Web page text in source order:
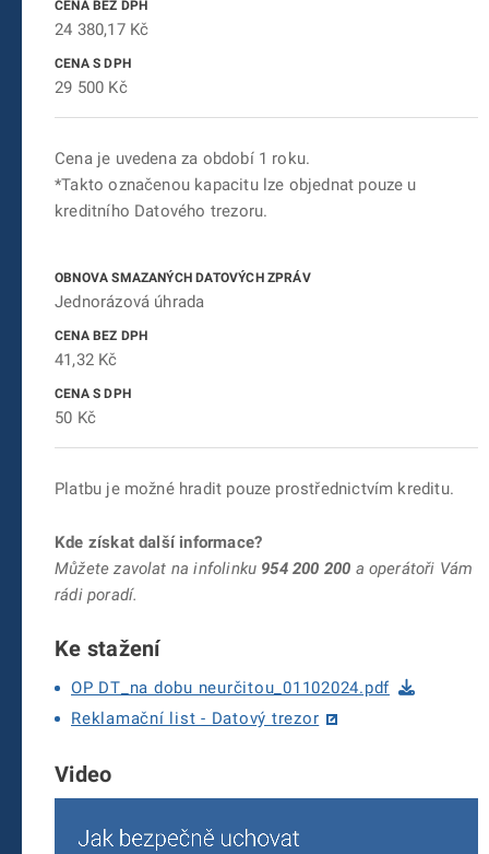
24 380,17 Kč
29 500 Kč
Cena je uvedena za období 1 roku.
*Takto označenou kapacitu lze objednat pouze u
kreditního Datového trezoru.
Jednorázová úhrada
41,32 Kč
50 Kč
Platbu je možné hradit pouze prostřednictvím kreditu.
Kde získat další informace?
Můžete zavolat na infolinku 954 200 200 a operátoři Vám
rádi poradí.
Ke stažení
OP DT_na dobu neurčitou_01102024.pdf
Reklamační list - Datový trezor
Video